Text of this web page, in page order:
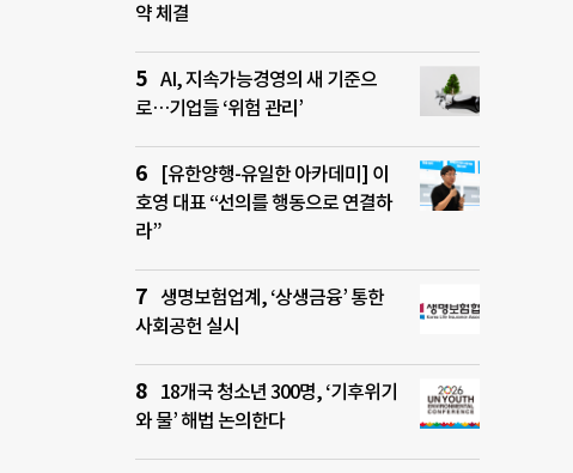
약 체결
AI, 지속가능경영의 새 기준으
로…기업들 ‘위험 관리’
[유한양행-유일한 아카데미] 이
호영 대표 “선의를 행동으로 연결하
라”
생명보험업계, ‘상생금융’ 통한
사회공헌 실시
18개국 청소년 300명, ‘기후위기
와 물’ 해법 논의한다